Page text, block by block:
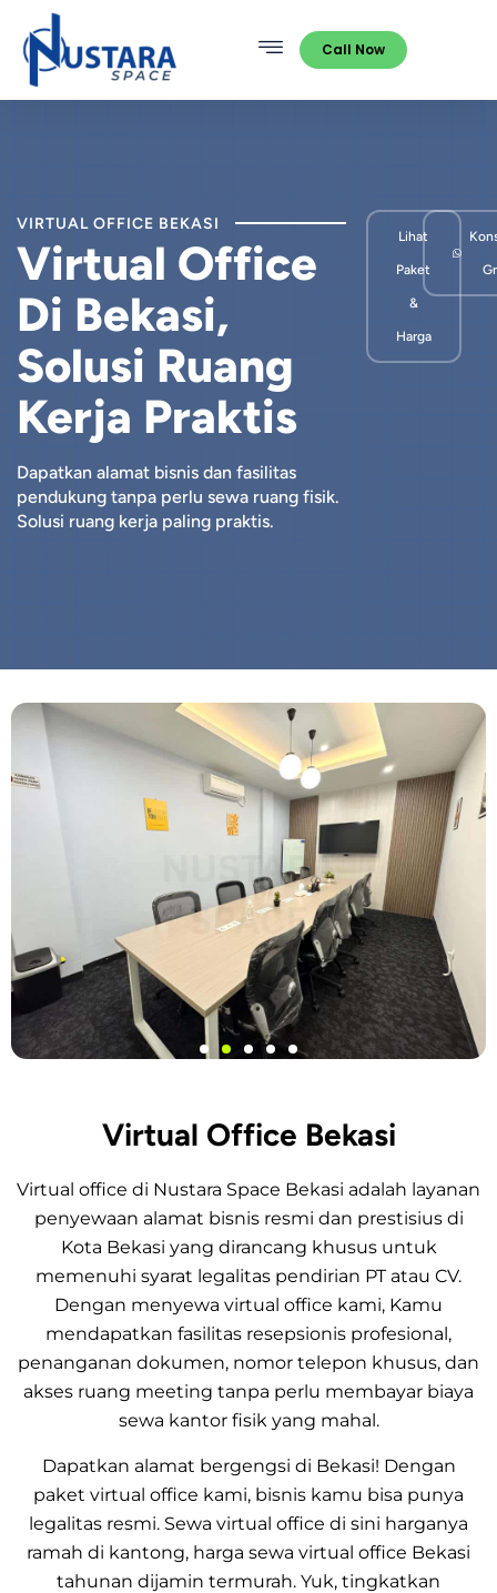
Call Now
VIRTUAL OFFICE BEKASI
Virtual Office
Di Bekasi,
Solusi Ruang
Kerja Praktis
Dapatkan alamat bisnis dan fasilitas
pendukung tanpa perlu sewa ruang fisik.
Solusi ruang kerja paling praktis.
Lihat
Paket
&
Harga
Virtual Office Bekasi
Virtual office di Nustara Space Bekasi adalah layanan
penyewaan alamat bisnis resmi dan prestisius di
Kota Bekasi yang dirancang khusus untuk
memenuhi syarat legalitas pendirian PT atau CV.
Dengan menyewa virtual office kami, Kamu
mendapatkan fasilitas resepsionis profesional,
penanganan dokumen, nomor telepon khusus, dan
akses ruang meeting tanpa perlu membayar biaya
sewa kantor fisik yang mahal.
Dapatkan alamat bergengsi di Bekasi! Dengan
paket virtual office kami, bisnis kamu bisa punya
legalitas resmi. Sewa virtual office di sini harganya
ramah di kantong, harga sewa virtual office Bekasi
tahunan dijamin termurah. Yuk, tingkatkan